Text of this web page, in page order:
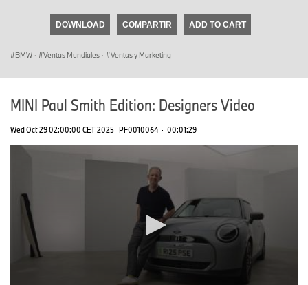
seconds
DOWNLOAD COMPARTIR ADD TO CART
BMW · Ventas Mundiales · Ventas y Marketing
MINI Paul Smith Edition: Designers Video
Wed Oct 29 02:00:00 CET 2025 PF0010064 · 00:01:29